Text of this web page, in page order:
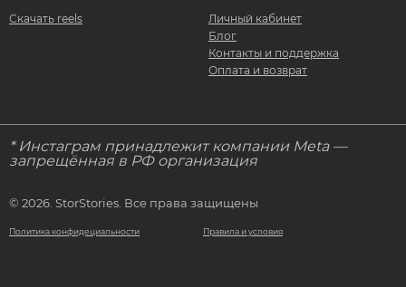
Скачать reels
Личный кабинет
Блог
Контакты и поддержка
Оплата и возврат
* Инстаграм принадлежит компании Meta —
запрещённая в РФ организация
© 2026. StorStories. Все права защищены
Политика конфидециальности Правила и условия